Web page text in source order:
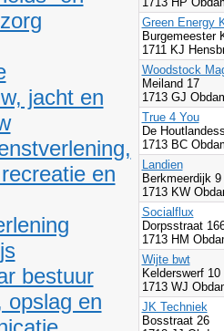
jacht en
en
bestuur
opslag en
Green Energy
Burgemeester
1711 KJ
Woodstock
Meiland 17
1713 GJ
True 4 You
De
1713 BC
Landien
Berkmeerdijk 9
1713 KW
Socialflux
Dorpsstraat
1713 HM
Wijte bwt
Kelderswerf 10
1713 WJ
JK Techniek
Bosstraat 26